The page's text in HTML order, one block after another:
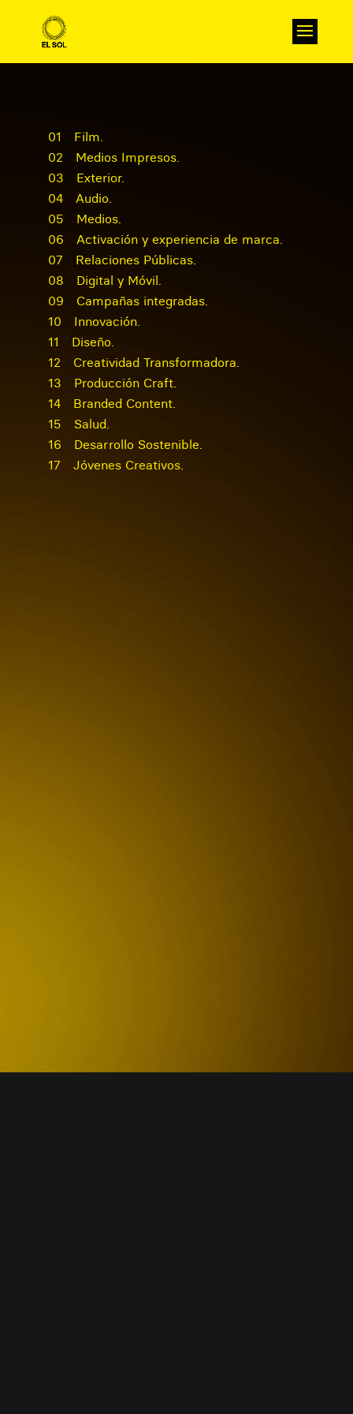
01
Film.
02
Medios Impresos.
03
Exterior.
04
Audio.
05
Medios.
06
Activación y experiencia de marca.
07
Relaciones Públicas.
08
Digital y Móvil.
09
Campañas integradas.
10
Innovación.
11
Diseño.
12
Creatividad Transformadora.
13
Producción Craft.
14
Branded Content.
15
Salud.
16
Desarrollo Sostenible.
17
Jóvenes Creativos.